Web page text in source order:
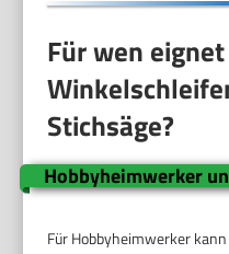
Für wen
Stichsäge?
Hobbyheimwerker
Für Hobbyheimwerker